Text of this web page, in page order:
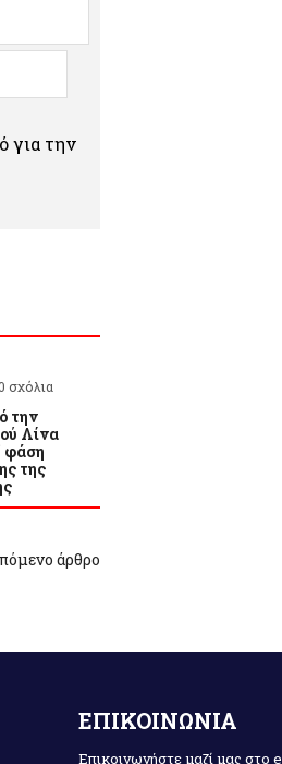
για την
σχόλια
την
Λίνα
φάση
της
άρθρο
ΕΠΙΚΟΙΝΩΝΙΑ
Επικοινωνήστε μαζί μας στο